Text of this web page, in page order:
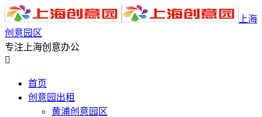
上海
创意园区
专注上海创意办公

首页
创意园出租
黄浦创意园区